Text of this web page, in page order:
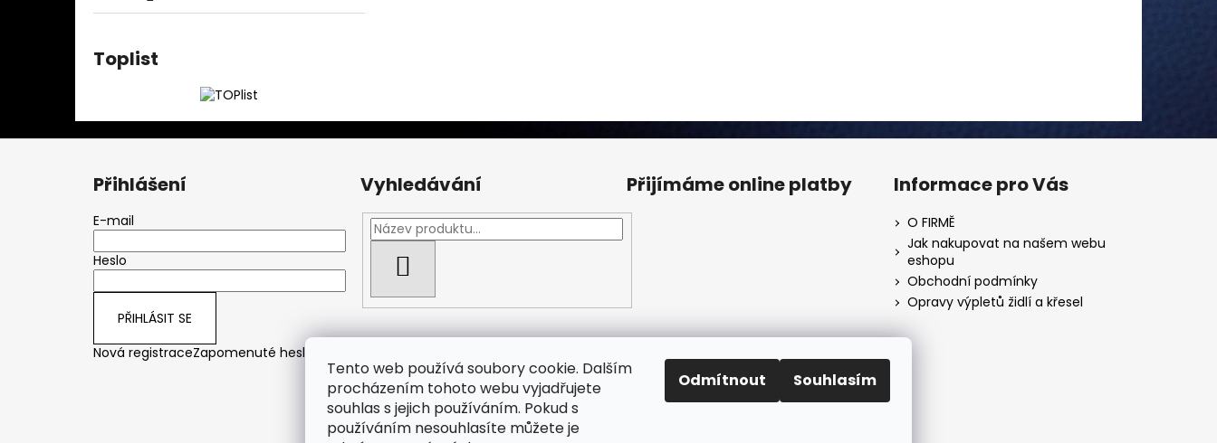
Tento web používá soubory cookie. Dalším
procházením tohoto webu vyjadřujete
souhlas s jejich používáním. Pokud s
používáním nesouhlasíte můžete je
Odmítnout Souhlasím
Toplist
Přihlášení
E-mail
Heslo
PŘIHLÁSIT SE
Nová registraceZapomenuté heslo
Vyhledávání Přijímáme online platby Informace pro Vás
O FIRMĚ
Jak nakupovat na našem webu
eshopu
Obchodní podmínky
Opravy výpletů židlí a křesel
Facebook Fan page